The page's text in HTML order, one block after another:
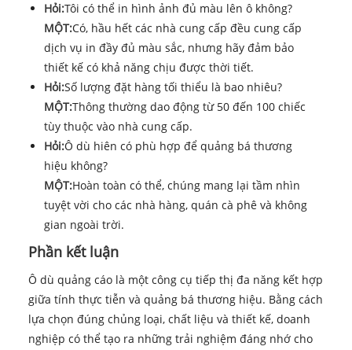
Hỏi:Tôi có thể in hình ảnh đủ màu lên ô không?
MỘT:Có, hầu hết các nhà cung cấp đều cung cấp
dịch vụ in đầy đủ màu sắc, nhưng hãy đảm bảo
thiết kế có khả năng chịu được thời tiết.
Hỏi:Số lượng đặt hàng tối thiểu là bao nhiêu?
MỘT:Thông thường dao động từ 50 đến 100 chiếc
tùy thuộc vào nhà cung cấp.
Hỏi:Ô dù hiên có phù hợp để quảng bá thương
hiệu không?
MỘT:Hoàn toàn có thể, chúng mang lại tầm nhìn
tuyệt vời cho các nhà hàng, quán cà phê và không
gian ngoài trời.
Phần kết luận
Ô dù quảng cáo là một công cụ tiếp thị đa năng kết hợp
giữa tính thực tiễn và quảng bá thương hiệu. Bằng cách
lựa chọn đúng chủng loại, chất liệu và thiết kế, doanh
nghiệp có thể tạo ra những trải nghiệm đáng nhớ cho